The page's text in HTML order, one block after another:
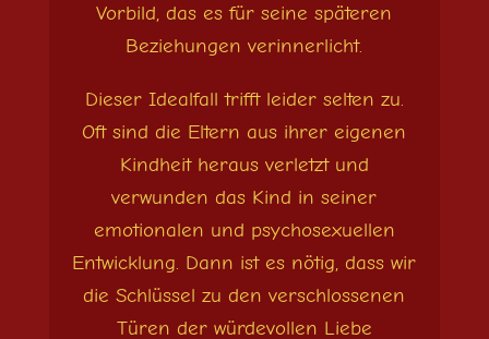
Vorbild, das es für seine späteren
Beziehungen verinnerlicht.
Dieser Idealfall trifft leider selten zu.
Oft sind die Eltern aus ihrer eigenen
Kindheit heraus verletzt und
verwunden das Kind in seiner
emotionalen und psychosexuellen
Entwicklung. Dann ist es nötig, dass wir
die Schlüssel zu den verschlossenen
Türen der würdevollen Liebe